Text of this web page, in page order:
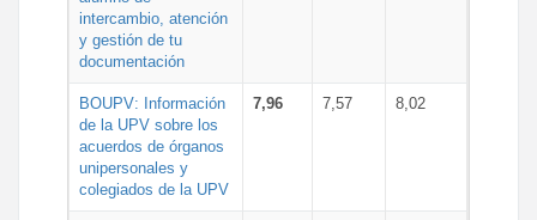
intercambio, atención
y gestión de tu
documentación
BOUPV: Información
de la UPV sobre los
acuerdos de órganos
unipersonales y
colegiados de la UPV
7,96 7,57 8,02